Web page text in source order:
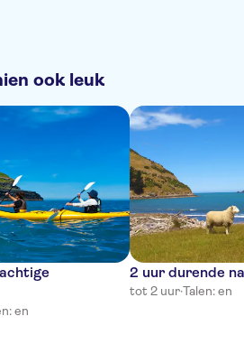
ook leuk
en
2 uur durende
tot 2 uur·Talen: en